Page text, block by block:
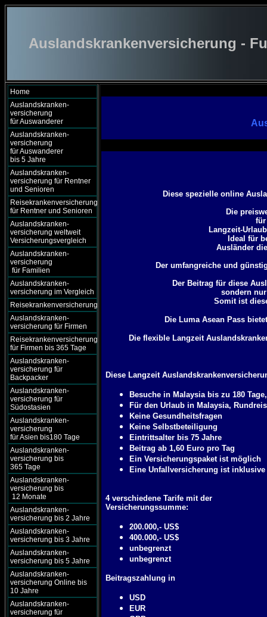
Auslandskrankenversicherung -
Home
Auslandskranken-
versicherung
für Auswanderer
Auslandskranken-
versicherung
für Auswanderer
bis 5 Jahre
Auslandskranken-
versicherung für Rentner
und Senioren
Reisekrankenversicherung
für Rentner und Senioren
Auslandskranken-
versicherung weltweit
Versicherungsvergleich
Auslandskranken-
versicherung
für Familien
Auslandskranken-
versicherung im Vergleich
Reisekrankenversicherung
Auslandskranken-
versicherung für Firmen
Reisekrankenversicherung
für Firmen bis 365 Tage
Auslandskranken-
versicherung für
Backpacker
Auslandskranken-
versicherung für
Südostasien
Auslandskranken-
versicherung
für Asien bis180 Tage
Auslandskranken-
versicherung bis
365 Tage
Auslandskranken-
versicherung bis
12 Monate
Auslandskranken-
versicherung bis 2 Jahre
Auslandskranken-
versicherung bis 3 Jahre
Auslandskranken-
versicherung bis 5 Jahre
Auslandskranken-
versicherung Online bis
10 Jahre
Auslandskranken-
versicherung für
Diese spezielle online
Die
für
Langzeit-
Ideal für
Ausländer
Der umfangreiche und
Der Beitrag für diese
sondern
Somit ist
Die Luma Asean Pass
Die flexible Langzeit
Diese Langzeit
Besuche in Malaysia bis zu 180
Für den Urlaub in Malaysia,
Keine Gesundheitsfragen
Keine Selbstbeteiligung
Eintrittsalter bis 75 Jahre
Beitrag ab 1,60 Euro pro Tag
Ein Versicherungspaket ist möglich
Eine Unfallversicherung ist inklusive
4 verschiedene Tarife mit der
Versicherungssumme:
200.000,- US$
400.000,- US$
unbegrenzt
unbegrenzt
Beitragszahlung in
USD
EUR